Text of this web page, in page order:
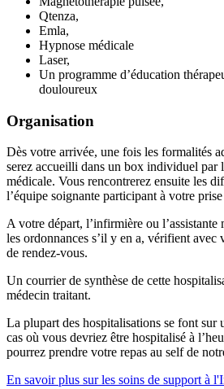
Qtenza,
Emla,
Hypnose médicale
Laser,
Un programme d’éducation
douloureux
Organisation
Dès votre arrivée, une fois les formalités
serez accueilli dans un box individuel par
médicale. Vous rencontrerez ensuite les
l’équipe soignante participant à votre
A votre départ, l’infirmière ou l’assistante
les ordonnances s’il y en a, vérifient avec
de rendez-vous.
Un courrier de synthèse de cette
médecin traitant.
La plupart des hospitalisations se font sur
cas où vous devriez être hospitalisé à
pourrez prendre votre repas au self de
En savoir plus sur les soins de support à